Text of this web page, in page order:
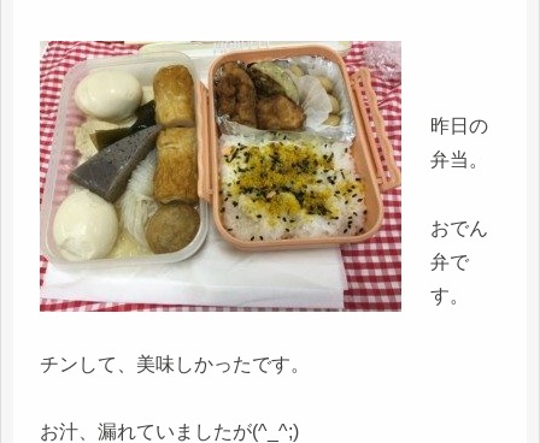
昨日の
弁当。
おでん
弁で
す。
チンして、美味しかったです。
お汁、漏れていましたが(^_^;)